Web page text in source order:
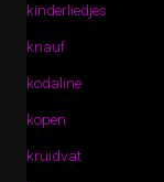
kinderliedjes
knauf
kodaline
kopen
kruidvat